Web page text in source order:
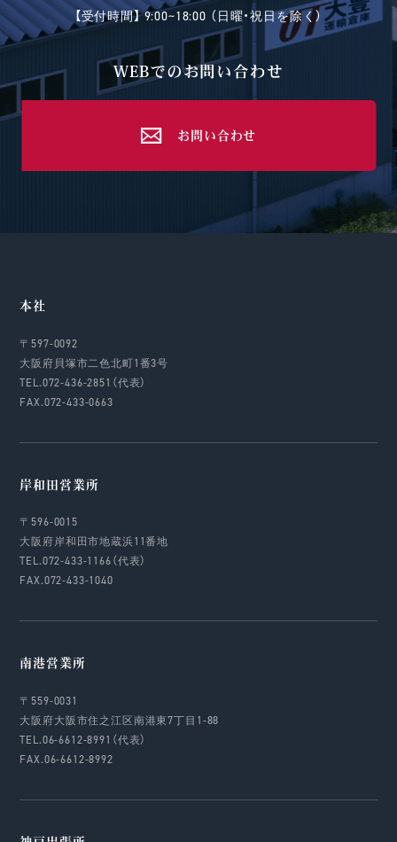
【受付時間】 9:00~18:00 （日曜・祝日を除く）
WEBでのお問い合わせ
お問い合わせ
本社
〒597-0092
大阪府貝塚市二色北町1番3号
TEL.072-436-2851（代表）
FAX.072-433-0663
岸和田営業所
〒596-0015
大阪府岸和田市地蔵浜11番地
TEL.072-433-1166（代表）
FAX.072-433-1040
南港営業所
〒559-0031
大阪府大阪市住之江区南港東7丁目1-88
TEL.06-6612-8991（代表）
FAX.06-6612-8992